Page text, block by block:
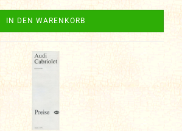
IN DEN WARENKORB